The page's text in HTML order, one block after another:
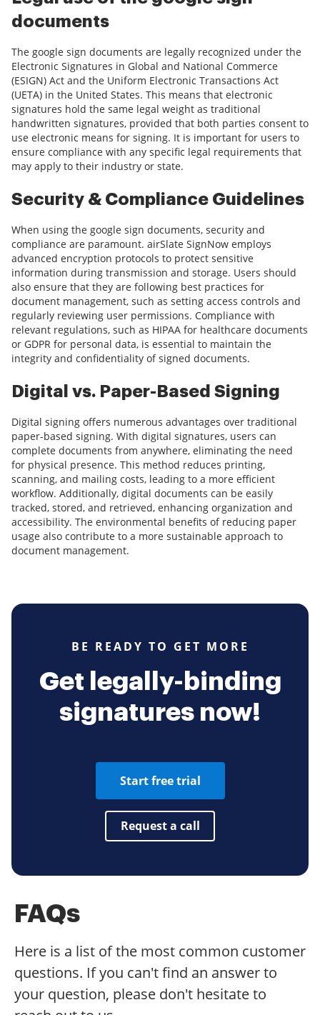
documents
The google sign documents are legally recognized under the
Electronic Signatures in Global and National Commerce
(ESIGN) Act and the Uniform Electronic Transactions Act
(UETA) in the United States. This means that electronic
signatures hold the same legal weight as traditional
handwritten signatures, provided that both parties consent to
use electronic means for signing. It is important for users to
ensure compliance with any specific legal requirements that
may apply to their industry or state.
Security & Compliance Guidelines
When using the google sign documents, security and
compliance are paramount. airSlate SignNow employs
advanced encryption protocols to protect sensitive
information during transmission and storage. Users should
also ensure that they are following best practices for
document management, such as setting access controls and
regularly reviewing user permissions. Compliance with
relevant regulations, such as HIPAA for healthcare documents
or GDPR for personal data, is essential to maintain the
integrity and confidentiality of signed documents.
Digital vs. Paper-Based Signing
Digital signing offers numerous advantages over traditional
paper-based signing. With digital signatures, users can
complete documents from anywhere, eliminating the need
for physical presence. This method reduces printing,
scanning, and mailing costs, leading to a more efficient
workflow. Additionally, digital documents can be easily
tracked, stored, and retrieved, enhancing organization and
accessibility. The environmental benefits of reducing paper
usage also contribute to a more sustainable approach to
document management.
BE READY TO GET MORE
Get legally-binding
signatures now!
Start free trial
Request a call
FAQs
Here is a list of the most common customer
questions. If you can't find an answer to
your question, please don't hesitate to